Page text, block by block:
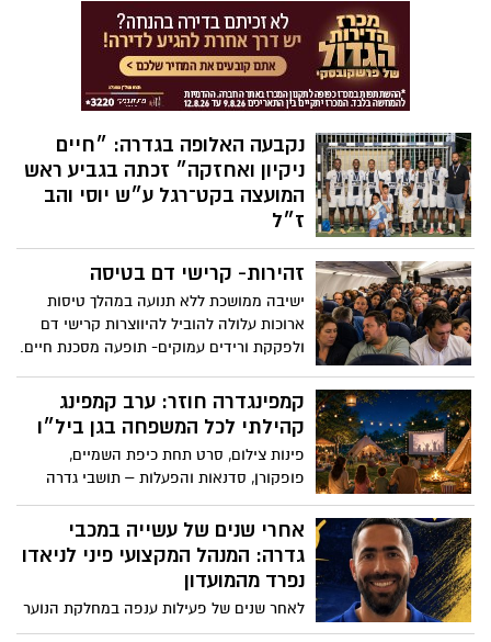
הצורך במנות דם עבור חולי סרטן, יולדות,
פצועי תאונות דרכים, פצועי צה”ל ומטופלים
נוספים נמשך ללא הפסקה
נקבעה האלופה בגדרה: ״חיים
ניקיון ואחזקה״ זכתה בגביע ראש
המועצה בקט־רגל ע״ש יוסי והב
ז״ל
לאחר טורניר שנמשך כחודש בהשתתפות שש
קבוצות מקומיות, גברה “חיים ניקיון ואחזקה”
3:5 על “צעירי גדרה” במשחק הגמר. מאות
תושבים הגיעו לעודד, והגביע הוענק במעמד
ראש המועצה סהר פינטו ובני משפחתו של
זהירות- קרישי דם בטיסה
ישיבה ממושכת ללא תנועה במהלך טיסות
ארוכות עלולה להוביל להיווצרות קרישי דם
ולפקקת ורידים עמוקים- תופעה מסכנת חיים.
בכללית מחוז מרכז מסבירה מי נמצא בקבוצת
סיכון, מהם התסמינים שמחייבים ערנות, ואיך
כמה צעדים פשוטים במטוס יכולים להציל
חיים
קמפינגדרה חוזר: ערב קמפינג
קהילתי לכל המשפחה בגן ביל״ו
פינות צילום, סרט תחת כיפת השמיים,
פופקורן, סדנאות והפעלות – תושבי גדרה
מוזמנים לערב קיץ משפחתי שיתקיים ב-11
באוגוסט בגן ביל״ו
אחרי שנים של עשייה במכבי
גדרה: המנהל המקצועי פיני לניאדו
נפרד מהמועדון
לאחר שנים של פעילות ענפה במחלקת הנוער
ובשנה האחרונה כמנהל המקצועי, פיני לניאדו